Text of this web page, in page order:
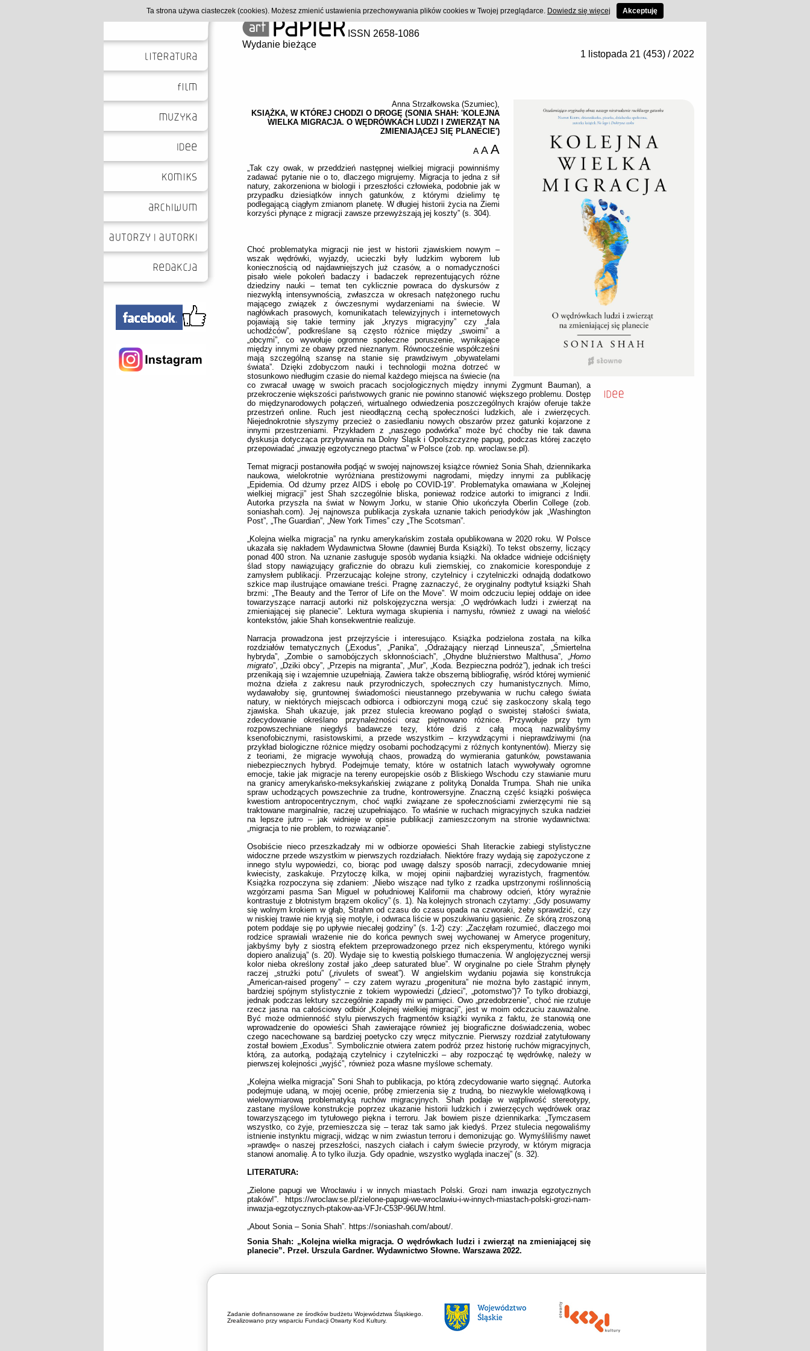
ISSN 2658-1086
Wydanie bieżące
1 listopada 21 (453) / 2022
Anna Strzałkowska (Szumiec),
KSIĄŻKA, W KTÓREJ CHODZI O DROGĘ (SONIA SHAH: 'KOLEJNA
WIELKA MIGRACJA. O WĘDRÓWKACH LUDZI I ZWIERZĄT NA
ZMIENIAJĄCEJ SIĘ PLANECIE')
A A A
„Tak czy owak, w przeddzień następnej wielkiej migracji powinniśmy
zadawać pytanie nie o to, dlaczego migrujemy. Migracja to jedna z sił
natury, zakorzeniona w biologii i przeszłości człowieka, podobnie jak w
przypadku dziesiątków innych gatunków, z którymi dzielimy tę
podlegającą ciągłym zmianom planetę. W długiej historii życia na Ziemi
korzyści płynące z migracji zawsze przewyższają jej koszty” (s. 304).
Choć problematyka migracji nie jest w historii zjawiskiem nowym –
wszak wędrówki, wyjazdy, ucieczki były ludzkim wyborem lub
koniecznością od najdawniejszych już czasów, a o nomadyczności
pisało wiele pokoleń badaczy i badaczek reprezentujących różne
dziedziny nauki – temat ten cyklicznie powraca do dyskursów z
niezwykłą intensywnością, zwłaszcza w okresach natężonego ruchu
mającego związek z ówczesnymi wydarzeniami na świecie. W
nagłówkach prasowych, komunikatach telewizyjnych i internetowych
pojawiają się takie terminy jak „kryzys migracyjny” czy „fala
uchodźców”, podkreślane są często różnice między „swoimi” a
„obcymi”, co wywołuje ogromne społeczne poruszenie, wynikające
między innymi ze obawy przed nieznanym. Równocześnie współcześni
mają szczególną szansę na stanie się prawdziwym „obywatelami
świata”. Dzięki zdobyczom nauki i technologii można dotrzeć w
stosunkowo niedługim czasie do niemal każdego miejsca na świecie (na
co zwracał uwagę w swoich pracach socjologicznych między innymi Zygmunt Bauman), a
przekroczenie większości państwowych granic nie powinno stanowić większego problemu. Dostęp
do międzynarodowych połączeń, wirtualnego odwiedzenia poszczególnych krajów oferuje także
przestrzeń online. Ruch jest nieodłączną cechą społeczności ludzkich, ale i zwierzęcych.
Niejednokrotnie słyszymy przecież o zasiedlaniu nowych obszarów przez gatunki kojarzone z
innymi przestrzeniami. Przykładem z „naszego podwórka” może być choćby nie tak dawna
dyskusja dotycząca przybywania na Dolny Śląsk i Opolszczyznę papug, podczas której zaczęto
przepowiadać „inwazję egzotycznego ptactwa” w Polsce (zob. np. wroclaw.se.pl).
Temat migracji postanowiła podjąć w swojej najnowszej książce również Sonia Shah, dziennikarka
naukowa, wielokrotnie wyróżniana prestiżowymi nagrodami, między innymi za publikację
„Epidemia. Od dżumy przez AIDS i ebolę po COVID-19”. Problematyka omawiana w „Kolejnej
wielkiej migracji” jest Shah szczególnie bliska, ponieważ rodzice autorki to imigranci z Indii.
Autorka przyszła na świat w Nowym Jorku, w stanie Ohio ukończyła Oberlin College (zob.
soniashah.com). Jej najnowsza publikacja zyskała uznanie takich periodyków jak „Washington
Post”, „The Guardian”, „New York Times” czy „The Scotsman”.
„Kolejna wielka migracja” na rynku amerykańskim została opublikowana w 2020 roku. W Polsce
ukazała się nakładem Wydawnictwa Słowne (dawniej Burda Książki). To tekst obszerny, liczący
ponad 400 stron. Na uznanie zasługuje sposób wydania książki. Na okładce widnieje odciśnięty
ślad stopy nawiązujący graficznie do obrazu kuli ziemskiej, co znakomicie koresponduje z
zamysłem publikacji. Przerzucając kolejne strony, czytelnicy i czytelniczki odnajdą dodatkowo
szkice map ilustrujące omawiane treści. Pragnę zaznaczyć, że oryginalny podtytuł książki Shah
brzmi: „The Beauty and the Terror of Life on the Move”. W moim odczuciu lepiej oddaje on idee
towarzyszące narracji autorki niż polskojęzyczna wersja: „O wędrówkach ludzi i zwierząt na
zmieniającej się planecie”. Lektura wymaga skupienia i namysłu, również z uwagi na wielość
kontekstów, jakie Shah konsekwentnie realizuje.
Narracja prowadzona jest przejrzyście i interesująco. Książka podzielona została na kilka
rozdziałów tematycznych („Exodus”, „Panika”, „Odrażający nierząd Linneusza”, „Śmiertelna
hybryda”, „Zombie o samobójczych skłonnościach”, „Ohydne bluźnierstwo Malthusa”, „Homo
migrato”, „Dziki obcy”, „Przepis na migranta”, „Mur”, „Koda. Bezpieczna podróż”), jednak ich treści
przenikają się i wzajemnie uzupełniają. Zawiera także obszerną bibliografię, wśród której wymienić
można dzieła z zakresu nauk przyrodniczych, społecznych czy humanistycznych. Mimo,
wydawałoby się, gruntownej świadomości nieustannego przebywania w ruchu całego świata
natury, w niektórych miejscach odbiorca i odbiorczyni mogą czuć się zaskoczony skalą tego
zjawiska. Shah ukazuje, jak przez stulecia kreowano pogląd o swoistej stałości świata,
zdecydowanie określano przynależności oraz piętnowano różnice. Przywołuje przy tym
rozpowszechniane niegdyś badawcze tezy, które dziś z całą mocą nazwalibyśmy
ksenofobicznymi, rasistowskimi, a przede wszystkim – krzywdzącymi i nieprawdziwymi (na
przykład biologiczne różnice między osobami pochodzącymi z różnych kontynentów). Mierzy się
z teoriami, że migracje wywołują chaos, prowadzą do wymierania gatunków, powstawania
niebezpiecznych hybryd. Podejmuje tematy, które w ostatnich latach wywoływały ogromne
emocje, takie jak migracje na tereny europejskie osób z Bliskiego Wschodu czy stawianie muru
na granicy amerykańsko-meksykańskiej związane z polityką Donalda Trumpa. Shah nie unika
spraw uchodzących powszechnie za trudne, kontrowersyjne. Znaczną część książki poświęca
kwestiom antropocentrycznym, choć wątki związane ze społecznościami zwierzęcymi nie są
traktowane marginalnie, raczej uzupełniająco. To właśnie w ruchach migracyjnych szuka nadziei
na lepsze jutro – jak widnieje w opisie publikacji zamieszczonym na stronie wydawnictwa:
„migracja to nie problem, to rozwiązanie”.
Osobiście nieco przeszkadzały mi w odbiorze opowieści Shah literackie zabiegi stylistyczne
widoczne przede wszystkim w pierwszych rozdziałach. Niektóre frazy wydają się zapożyczone z
innego stylu wypowiedzi, co, biorąc pod uwagę dalszy sposób narracji, zdecydowanie mniej
kwiecisty, zaskakuje. Przytoczę kilka, w mojej opinii najbardziej wyrazistych, fragmentów.
Książka rozpoczyna się zdaniem: „Niebo wiszące nad tylko z rzadka upstrzonymi roślinnością
wzgórzami pasma San Miguel w południowej Kalifornii ma chabrowy odcień, który wyraźnie
kontrastuje z błotnistym brązem okolicy” (s. 1). Na kolejnych stronach czytamy: „Gdy posuwamy
się wolnym krokiem w głąb, Strahm od czasu do czasu opada na czworaki, żeby sprawdzić, czy
w niskiej trawie nie kryją się motyle, i odwraca liście w poszukiwaniu gąsienic. Ze skórą zroszoną
potem poddaje się po upływie niecałej godziny” (s. 1-2) czy: „Zaczęłam rozumieć, dlaczego moi
rodzice sprawiali wrażenie nie do końca pewnych swej wychowanej w Ameryce progenitury,
jakbyśmy były z siostrą efektem przeprowadzonego przez nich eksperymentu, którego wyniki
dopiero analizują” (s. 20). Wydaje się to kwestią polskiego tłumaczenia. W anglojęzycznej wersji
kolor nieba określony został jako „deep saturated blue”. W oryginalne po ciele Strahm płynęły
raczej „strużki potu” („rivulets of sweat”). W angielskim wydaniu pojawia się konstrukcja
„American-raised progeny” – czy zatem wyrazu „progenitura” nie można było zastąpić innym,
bardziej spójnym stylistycznie z tokiem wypowiedzi („dzieci”, „potomstwo”)? To tylko drobiazgi,
jednak podczas lektury szczególnie zapadły mi w pamięci. Owo „przedobrzenie”, choć nie rzutuje
rzecz jasna na całościowy odbiór „Kolejnej wielkiej migracji”, jest w moim odczuciu zauważalne.
Być może odmienność stylu pierwszych fragmentów książki wynika z faktu, że stanowią one
wprowadzenie do opowieści Shah zawierające również jej biograficzne doświadczenia, wobec
czego nacechowane są bardziej poetycko czy wręcz mitycznie. Pierwszy rozdział zatytułowany
został bowiem „Exodus”. Symbolicznie otwiera zatem podróż przez historię ruchów migracyjnych,
którą, za autorką, podążają czytelnicy i czytelniczki – aby rozpocząć tę wędrówkę, należy w
pierwszej kolejności „wyjść”, również poza własne myślowe schematy.
„Kolejna wielka migracja” Soni Shah to publikacja, po którą zdecydowanie warto sięgnąć. Autorka
podejmuje udaną, w mojej ocenie, próbę zmierzenia się z trudną, bo niezwykle wielowątkową i
wielowymiarową problematyką ruchów migracyjnych. Shah podaje w wątpliwość stereotypy,
zastane myślowe konstrukcje poprzez ukazanie historii ludzkich i zwierzęcych wędrówek oraz
towarzyszącego im tytułowego piękna i terroru. Jak bowiem pisze dziennikarka: „Tymczasem
wszystko, co żyje, przemieszcza się – teraz tak samo jak kiedyś. Przez stulecia negowaliśmy
istnienie instynktu migracji, widząc w nim zwiastun terroru i demonizując go. Wymyśliliśmy nawet
»prawdę« o naszej przeszłości, naszych ciałach i całym świecie przyrody, w którym migracja
stanowi anomalię. A to tylko iluzja. Gdy opadnie, wszystko wygląda inaczej” (s. 32).
LITERATURA:
„Zielone papugi we Wrocławiu i w innych miastach Polski. Grozi nam inwazja egzotycznych
ptaków!”. https://wroclaw.se.pl/zielone-papugi-we-wroclawiu-i-w-innych-miastach-polski-grozi-nam-
inwazja-egzotycznych-ptakow-aa-VFJr-C53P-96UW.html.
„About Sonia – Sonia Shah”. https://soniashah.com/about/.
Sonia Shah: „Kolejna wielka migracja. O wędrówkach ludzi i zwierząt na zmieniającej się
planecie”. Przeł. Urszula Gardner. Wydawnictwo Słowne. Warszawa 2022.
Zadanie dofinansowane ze środków budżetu Województwa Śląskiego.
Zrealizowano przy wsparciu Fundacji Otwarty Kod Kultury.
Ta strona używa ciasteczek (cookies). Możesz zmienić ustawienia przechowywania plików cookies w Twojej przeglądarce. Dowiedz się więcej Akceptuję